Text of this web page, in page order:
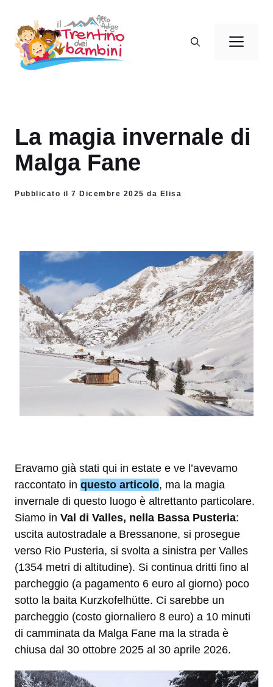
contenuto
La magia invernale di
Malga Fane
Pubblicato il 7 Dicembre 2025 da Elisa
Eravamo già stati qui in estate e ve l’avevamo
raccontato in questo articolo, ma la magia
invernale di questo luogo è altrettanto particolare.
Siamo in Val di Valles, nella Bassa Pusteria:
uscita autostradale a Bressanone, si prosegue
verso Rio Pusteria, si svolta a sinistra per Valles
(1354 metri di altitudine). Si continua dritti fino al
parcheggio (a pagamento 6 euro al giorno) poco
sotto la baita Kurzkofelhütte. Ci sarebbe un
parcheggio (costo giornaliero 8 euro) a 10 minuti
di camminata da Malga Fane ma la strada è
chiusa dal 30 ottobre 2025 al 30 aprile 2026.